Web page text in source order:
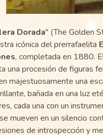
Dorada" (The Golden
icónica del prerrafaelita
, completada en 1880.
una procesión de figuras
majestuosamente una
bañada en una luz
cada una con un
mueven en un silencio
de introspección y